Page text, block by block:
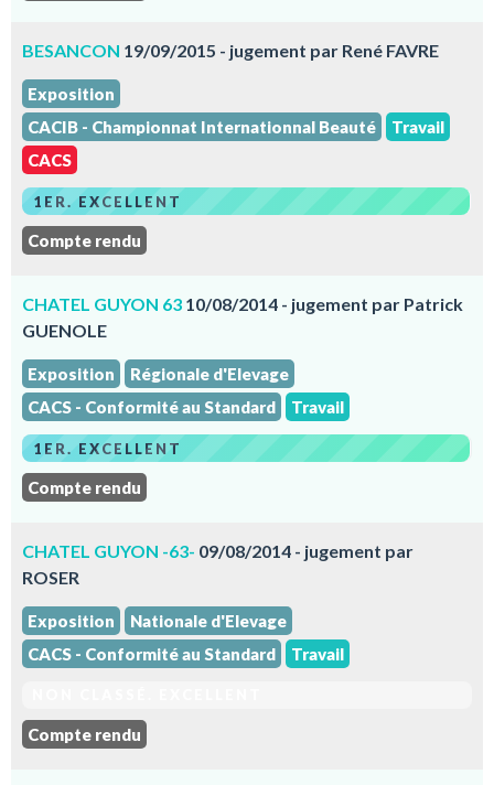
BESANCON 19/09/2015 - jugement par René FAVRE
Exposition
CACIB - Championnat Internationnal Beauté
Travail
CACS
1ER. EXCELLENT
Compte rendu
CHATEL GUYON 63 10/08/2014 - jugement par Patrick
GUENOLE
Exposition
Régionale d'Elevage
CACS - Conformité au Standard
Travail
1ER. EXCELLENT
Compte rendu
CHATEL GUYON -63- 09/08/2014 - jugement par
ROSER
Exposition
Nationale d'Elevage
CACS - Conformité au Standard
Travail
Compte rendu